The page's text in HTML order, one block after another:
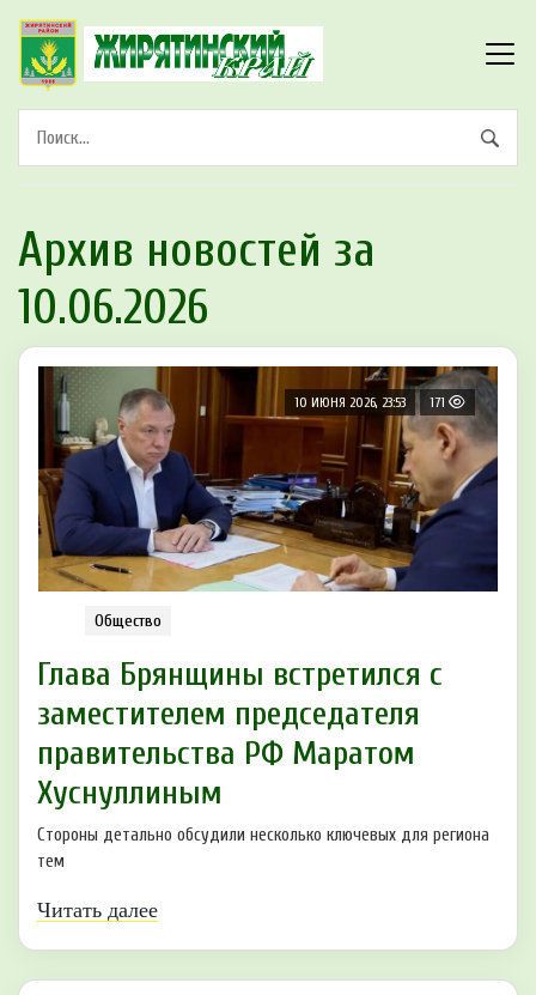
Архив новостей за
10.06.2026
10 ИЮНЯ 2026, 23:53 171
Общество
Глава Брянщины встретился с
заместителем председателя
правительства РФ Маратом
Хуснуллиным
Стороны детально обсудили несколько ключевых для региона
тем
Читать далее